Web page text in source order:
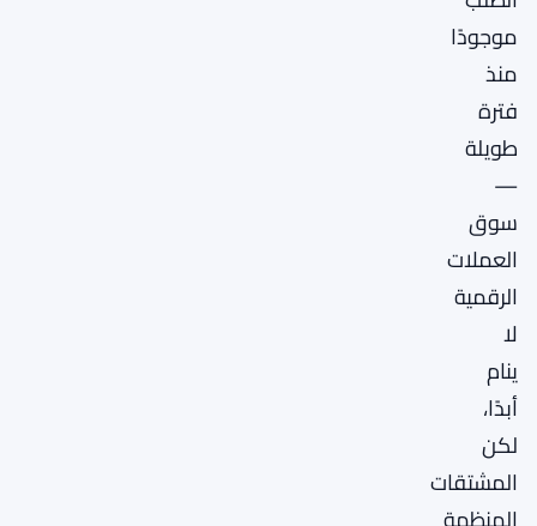
موجودًا
منذ
فترة
طويلة
—
سوق
العملات
الرقمية
لا
ينام
أبدًا،
لكن
المشتقات